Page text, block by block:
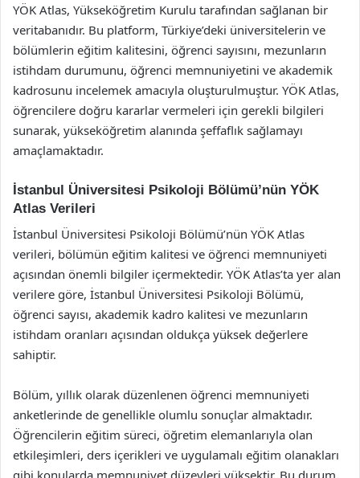
YÖK Atlas, Yükseköğretim Kurulu tarafından sağlanan bir
veritabanıdır. Bu platform, Türkiye’deki üniversitelerin ve
bölümlerin eğitim kalitesini, öğrenci sayısını, mezunların
istihdam durumunu, öğrenci memnuniyetini ve akademik
kadrosunu incelemek amacıyla oluşturulmuştur. YÖK Atlas,
öğrencilere doğru kararlar vermeleri için gerekli bilgileri
sunarak, yükseköğretim alanında şeffaflık sağlamayı
amaçlamaktadır.
İstanbul Üniversitesi Psikoloji Bölümü’nün YÖK
Atlas Verileri
İstanbul Üniversitesi Psikoloji Bölümü’nün YÖK Atlas
verileri, bölümün eğitim kalitesi ve öğrenci memnuniyeti
açısından önemli bilgiler içermektedir. YÖK Atlas’ta yer alan
verilere göre, İstanbul Üniversitesi Psikoloji Bölümü,
öğrenci sayısı, akademik kadro kalitesi ve mezunların
istihdam oranları açısından oldukça yüksek değerlere
sahiptir.
Bölüm, yıllık olarak düzenlenen öğrenci memnuniyeti
anketlerinde de genellikle olumlu sonuçlar almaktadır.
Öğrencilerin eğitim süreci, öğretim elemanlarıyla olan
etkileşimleri, ders içerikleri ve uygulamalı eğitim olanakları
gibi konularda memnuniyet düzeyleri yüksektir. Bu durum,